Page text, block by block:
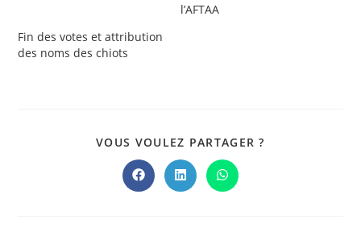
l’AFTAA
Fin des votes et attribution
des noms des chiots
VOUS VOULEZ PARTAGER ?
Ouvrir
dans
Ouvrir
dans
Ouvrir
dans